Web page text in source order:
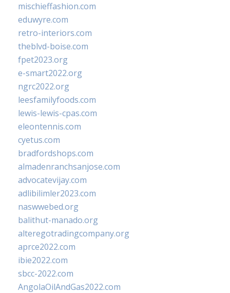
mischieffashion.com
eduwyre.com
retro-interiors.com
theblvd-boise.com
fpet2023.org
e-smart2022.org
ngrc2022.org
leesfamilyfoods.com
lewis-lewis-cpas.com
eleontennis.com
cyetus.com
bradfordshops.com
almadenranchsanjose.com
advocatevijay.com
adlibilimler2023.com
naswwebed.org
balithut-manado.org
alteregotradingcompany.org
aprce2022.com
ibie2022.com
sbcc-2022.com
AngolaOilAndGas2022.com